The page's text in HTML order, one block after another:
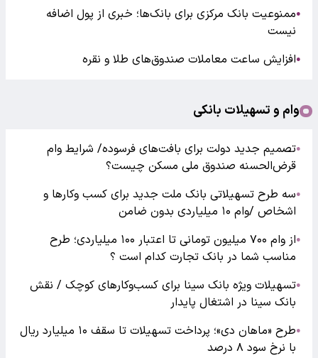
●ممنوعیت بانک مرکزی برای بانک‌ها؛ خبری از پول اضافه
نیست
●افزایش ساعت معاملات صندوق‌های طلا و نقره
وام و تسهیلات بانکی
●تصمیم جدید دولت برای بافت‌های فرسوده/ شرایط وام
قرض‌الحسنه صندوق ملی مسکن چیست؟
●سه طرح تسهیلاتی بانک ملت جدید برای کسب وکارها و
اشخاص /وام ۱۰ میلیاردی بدون ضامن
●
از وام ۷۰۰ میلیون تومانی تا اعتبار ۱۰۰ میلیاردی؛ طرح
مناسب شما در بانک تجارت کدام است ؟
●تسهیلات ویژه بانک سینا برای کسب‌وکارهای کوچک / نقش
بانک سینا در اشتغال پایدار
●
طرح «ماهان دی»؛ پرداخت تسهیلات تا سقف ۱۰ میلیارد ریال
با نرخ سود ۸ درصد